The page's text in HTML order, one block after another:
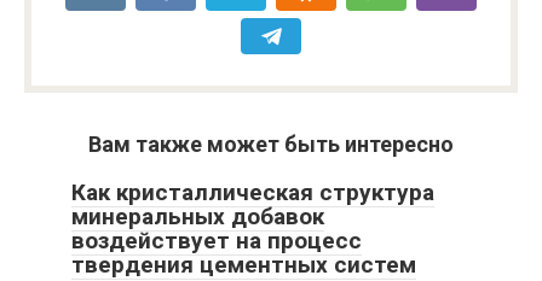
Вам также может быть интересно
Как кристаллическая структура
минеральных добавок
воздействует на процесс
твердения цементных систем